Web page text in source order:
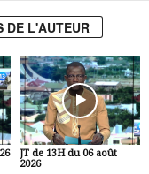
DE L'AUTEUR
JT de 13H du 06 août
2026